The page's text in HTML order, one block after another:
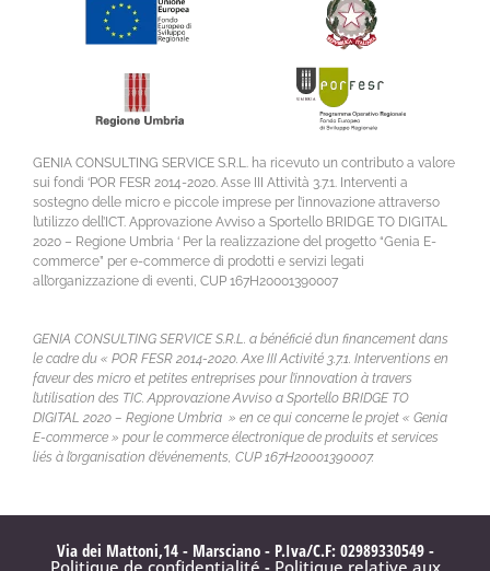
GENIA CONSULTING SERVICE S.R.L. ha ricevuto un contributo a valore
sui fondi ‘POR FESR 2014-2020. Asse III Attività 3.7.1. Interventi a
sostegno delle micro e piccole imprese per l’innovazione attraverso
l’utilizzo dell’ICT. Approvazione Avviso a Sportello BRIDGE TO DIGITAL
2020 – Regione Umbria ‘ Per la realizzazione del progetto “Genia E-
commerce” per e-commerce di prodotti e servizi legati
all’organizzazione di eventi, CUP 167H20001390007
GENIA CONSULTING SERVICE S.R.L. a bénéficié d’un financement dans
le cadre du « POR FESR 2014-2020. Axe III Activité 3.7.1. Interventions en
faveur des micro et petites entreprises pour l’innovation à travers
l’utilisation des TIC. Approvazione Avviso a Sportello BRIDGE TO
DIGITAL 2020 – Regione Umbria » en ce qui concerne le projet « Genia
E-commerce » pour le commerce électronique de produits et services
liés à l’organisation d’événements, CUP 167H20001390007.
Via dei Mattoni,14 - Marsciano - P.Iva/C.F: 02989330549 -